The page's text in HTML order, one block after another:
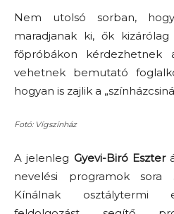
Nem utolsó sorban,
maradjanak ki, ők
főpróbákon kérdezhetnek
vehetnek bemutató
hogyan is zajlik a
Fotó: Vígszínház
A jelenleg Gyevi-Biró Eszter
nevelési programok sora
Kínálnak osztálytermi